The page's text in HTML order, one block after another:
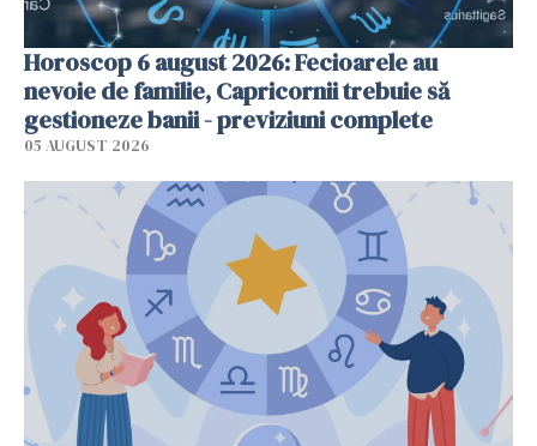
Horoscop 6 august 2026: Fecioarele au
nevoie de familie, Capricornii trebuie să
gestioneze banii - previziuni complete
05 AUGUST 2026